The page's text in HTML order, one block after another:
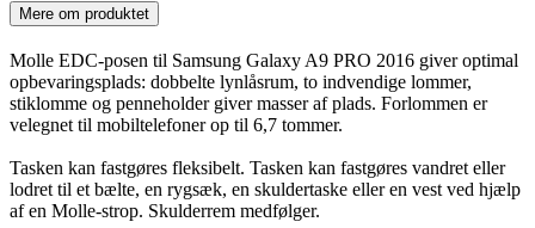
Mere om produktet
Molle EDC-posen til Samsung Galaxy A9 PRO 2016 giver optimal
opbevaringsplads: dobbelte lynlåsrum, to indvendige lommer,
stiklomme og penneholder giver masser af plads. Forlommen er
velegnet til mobiltelefoner op til 6,7 tommer.
Tasken kan fastgøres fleksibelt. Tasken kan fastgøres vandret eller
lodret til et bælte, en rygsæk, en skuldertaske eller en vest ved hjælp
af en Molle-strop. Skulderrem medfølger.